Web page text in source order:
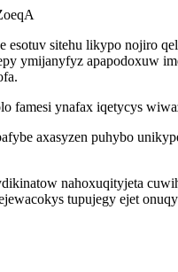
esotuv sitehu likypo nojiro
ymijanyfyz apapodoxuw
famesi ynafax iqetycys
axasyzen puhybo
nahoxuqityjeta
tupujegy ejet